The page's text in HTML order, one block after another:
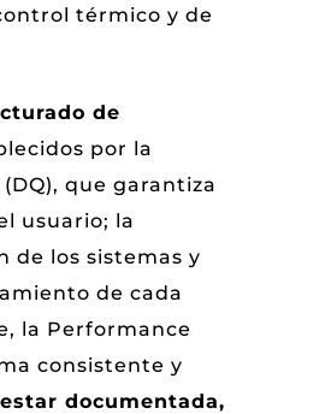
térmico y de
de
por la
que garantiza
usuario; la
de los sistemas y
de cada
la Performance
consistente y
documentada,